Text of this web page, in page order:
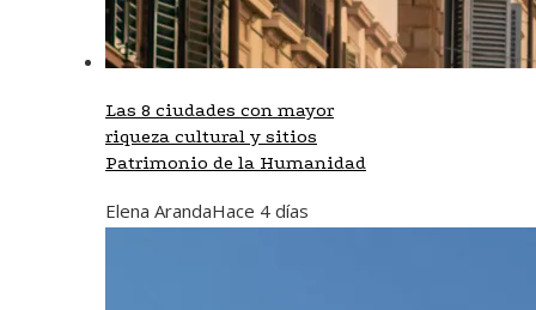
Las 8 ciudades con mayor
riqueza cultural y sitios
Patrimonio de la Humanidad
Elena ArandaHace 4 días